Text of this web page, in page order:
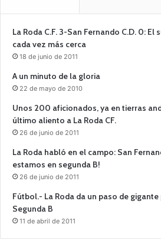
La Roda C.F. 3-San Fernando C.D. 0:
cada vez más cerca
18 de junio de 2011
A un minuto de la gloria
22 de mayo de 2010
Unos 200 aficionados, ya en tierras
último aliento a La Roda CF.
26 de junio de 2011
La Roda habló en el campo: San
estamos en segunda B!
26 de junio de 2011
Fútbol.- La Roda da un paso de
Segunda B
11 de abril de 2011